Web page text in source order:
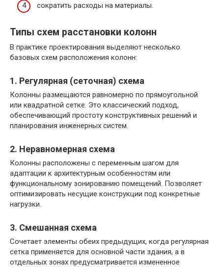
сократить расходы на материалы.
Типы схем расстановки колонн
В практике проектирования выделяют несколько
базовых схем расположения колонн:
1. Регулярная (сеточная) схема
Колонны размещаются равномерно по прямоугольной
или квадратной сетке. Это классический подход,
обеспечивающий простоту конструктивных решений и
планирования инженерных систем.
2. Неравномерная схема
Колонны расположены с переменным шагом для
адаптации к архитектурным особенностям или
функциональному зонированию помещений. Позволяет
оптимизировать несущие конструкции под конкретные
нагрузки.
3. Смешанная схема
Сочетает элементы обеих предыдущих, когда регулярная
сетка применяется для основной части здания, а в
отдельных зонах предусматривается измененное